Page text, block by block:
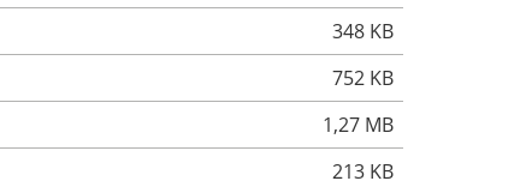
348 KB
752 KB
1,27 MB
213 KB